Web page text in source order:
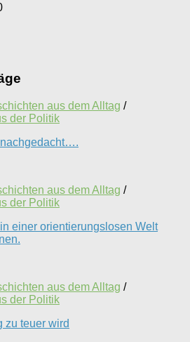
aus dem Alltag /
der Politik
nachgedacht….
aus dem Alltag /
der Politik
einer orientierungslosen Welt
aus dem Alltag /
der Politik
zu teuer wird